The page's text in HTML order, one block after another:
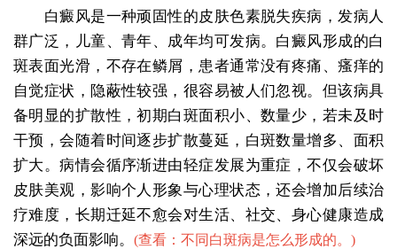
白癜风是一种顽固性的皮肤色素脱失疾病，发病人
群广泛，儿童、青年、成年均可发病。白癜风形成的白
斑表面光滑，不存在鳞屑，患者通常没有疼痛、瘙痒的
自觉症状，隐蔽性较强，很容易被人们忽视。但该病具
备明显的扩散性，初期白斑面积小、数量少，若未及时
干预，会随着时间逐步扩散蔓延，白斑数量增多、面积
扩大。病情会循序渐进由轻症发展为重症，不仅会破坏
皮肤美观，影响个人形象与心理状态，还会增加后续治
疗难度，长期迁延不愈会对生活、社交、身心健康造成
深远的负面影响。 (查看：不同白斑病是怎么形成的。 )